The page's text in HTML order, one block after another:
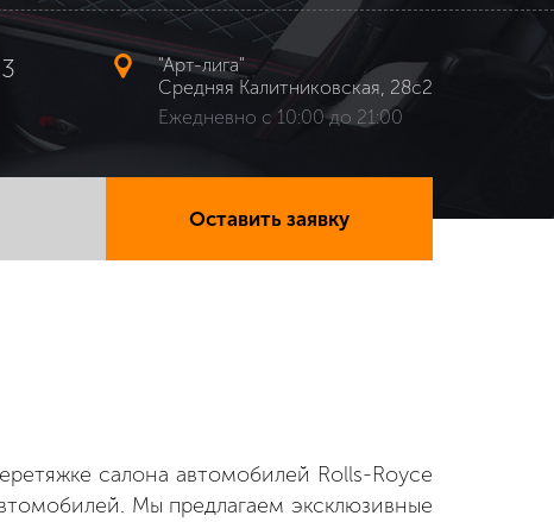
"Арт-лига"
Средняя Калитниковская, 28с2
Ежедневно с 10:00 до 21:00
Оставить заявку
салона автомобилей Rolls-Royce
Мы предлагаем эксклюзивные